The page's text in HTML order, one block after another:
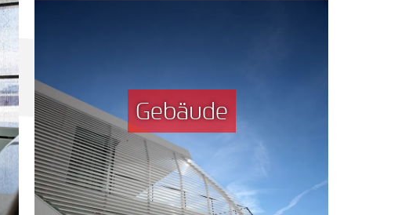
Gebäude